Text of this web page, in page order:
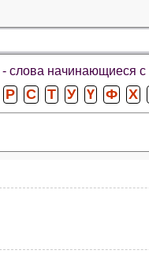
- слова начинающиеся с
Р С Т У Ү Ф Х